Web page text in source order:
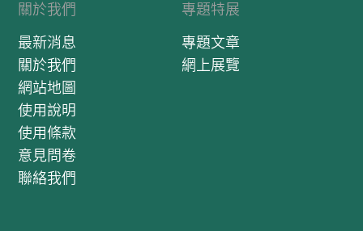
關於我們
最新消息
關於我們
網站地圖
使用說明
使用條款
意見問卷
聯絡我們
專題特展
專題文章
網上展覽